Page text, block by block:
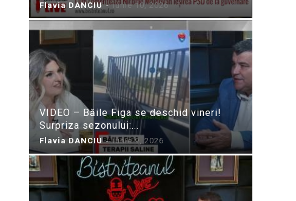
Flavia DANCIU - iunie 10, 2026
VIDEO – Băile Figa se deschid vineri!
Surpriza sezonului:...
Flavia DANCIU - iunie 9, 2026